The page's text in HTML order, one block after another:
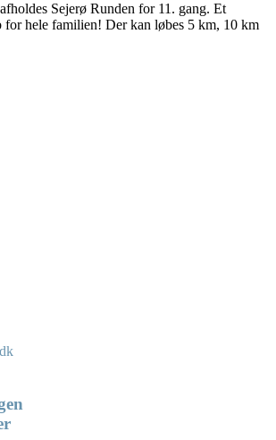
Sejerø Runden for 11. gang. Et
for hele familien! Der kan løbes 5 km, 10 km